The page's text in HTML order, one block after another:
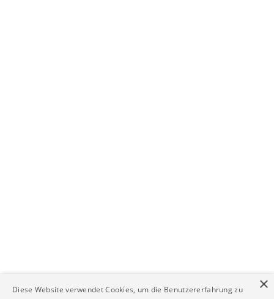
Diese Website verwendet Cookies, um die Benutzererfahrung zu
×